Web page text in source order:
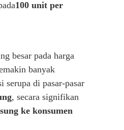
100 unit per
besar pada harga
banyak
serupa di pasar-pasar
, secara signifikan
ke konsumen